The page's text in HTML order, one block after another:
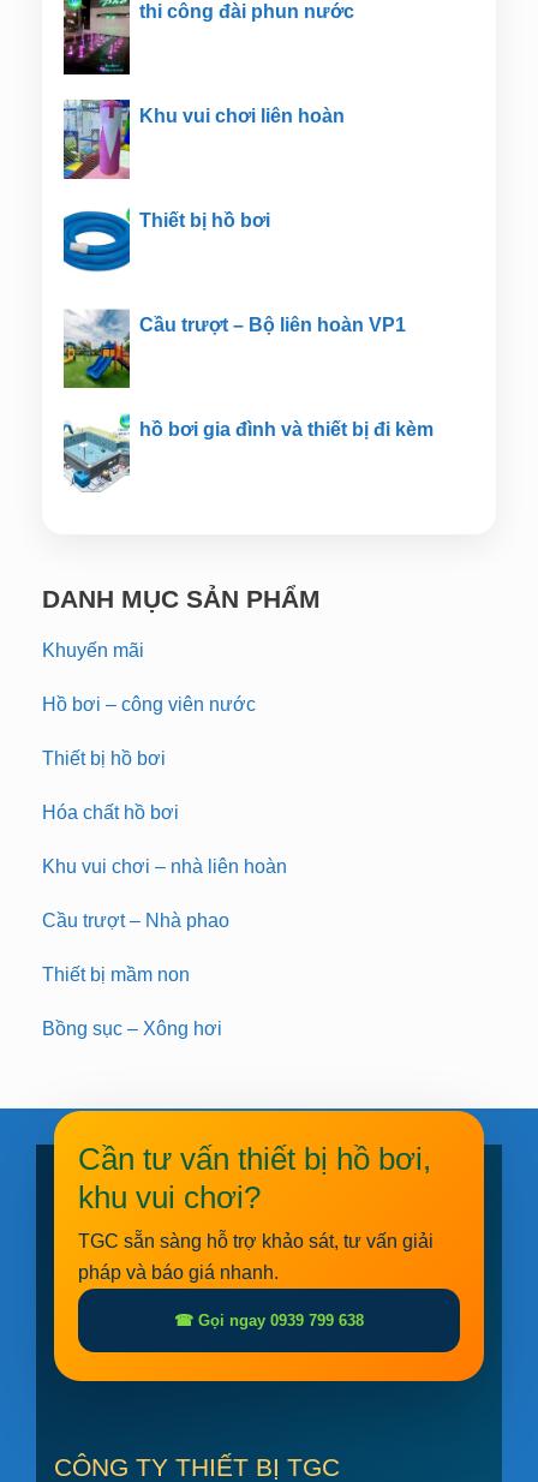
thi công đài phun nước
Khu vui chơi liên hoàn
Thiết bị hồ bơi
Cầu trượt – Bộ liên hoàn VP1
hồ bơi gia đình và thiết bị đi kèm
DANH MỤC SẢN PHẨM
Khuyến mãi
Hồ bơi – công viên nước
Thiết bị hồ bơi
Hóa chất hồ bơi
Khu vui chơi – nhà liên hoàn
Cầu trượt – Nhà phao
Thiết bị mầm non
Bồng sục – Xông hơi
Cần tư vấn thiết bị hồ bơi,
khu vui chơi?
TGC sẵn sàng hỗ trợ khảo sát, tư vấn giải
pháp và báo giá nhanh.
☎ Gọi ngay 0939 799 638
CÔNG TY THIẾT BỊ TGC